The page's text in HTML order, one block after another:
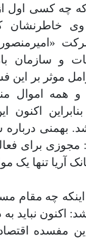
چه کسی اول
خاطرنشان
و سازمان
موثر بر این
و همه اموال
اکنون
بهمنی درباره
مجوزی برای
آریا تنها یک
اینکه چه مقام
اکنون نباید
مفسده